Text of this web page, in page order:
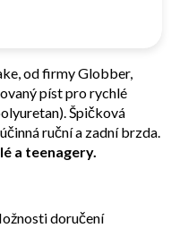
doručení
od firmy Globber,
píst pro rychlé
Špičková
ruční a zadní brzda.
a teenagery.